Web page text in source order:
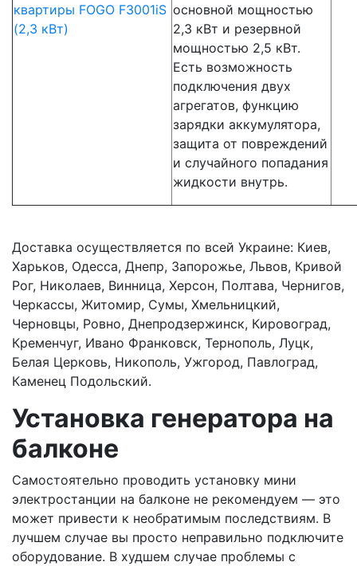
квартиры FOGO F3001iS
(2,3 кВт)
основной мощностью
2,3 кВт и резервной
мощностью 2,5 кВт.
Есть возможность
подключения двух
агрегатов, функцию
зарядки аккумулятора,
защита от повреждений
и случайного попадания
жидкости внутрь.
Доставка осуществляется по всей Украине: Киев,
Харьков, Одесса, Днепр, Запорожье, Львов, Кривой
Рог, Николаев, Винница, Херсон, Полтава, Чернигов,
Черкассы, Житомир, Сумы, Хмельницкий,
Черновцы, Ровно, Днепродзержинск, Кировоград,
Кременчуг, Ивано Франковск, Тернополь, Луцк,
Белая Церковь, Никополь, Ужгород, Павлоград,
Каменец Подольский.
Установка генератора на
балконе
Самостоятельно проводить установку мини
электростанции на балконе не рекомендуем — это
может привести к необратимым последствиям. В
лучшем случае вы просто неправильно подключите
оборудование. В худшем случае проблемы с